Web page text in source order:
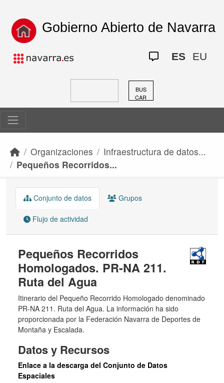
Gobierno Abierto de Navarra
ES EU
BUS
CAR
Organizaciones
Infraestructura de datos...
Pequeños Recorridos...
Conjunto de datos Grupos
Flujo de actividad
Pequeños Recorridos
Homologados. PR-NA 211.
Ruta del Agua
Itinerario del Pequeño Recorrido Homologado denominado
PR-NA 211. Ruta del Agua. La información ha sido
proporcionada por la Federación Navarra de Deportes de
Montaña y Escalada.
Datos y Recursos
Enlace a la descarga del Conjunto de Datos
Espaciales